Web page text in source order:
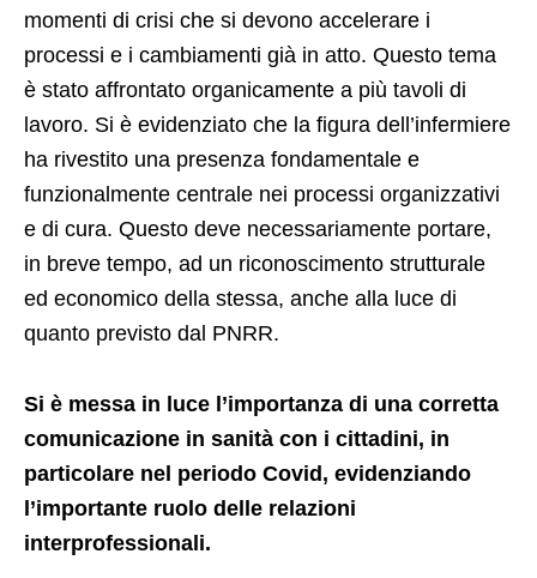
momenti di crisi che si devono accelerare i
processi e i cambiamenti già in atto. Questo tema
è stato affrontato organicamente a più tavoli di
lavoro. Si è evidenziato che la figura dell’infermiere
ha rivestito una presenza fondamentale e
funzionalmente centrale nei processi organizzativi
e di cura. Questo deve necessariamente portare,
in breve tempo, ad un riconoscimento strutturale
ed economico della stessa, anche alla luce di
quanto previsto dal PNRR.
Si è messa in luce l’importanza di una corretta
comunicazione in sanità con i cittadini, in
particolare nel periodo Covid, evidenziando
l’importante ruolo delle relazioni
interprofessionali.